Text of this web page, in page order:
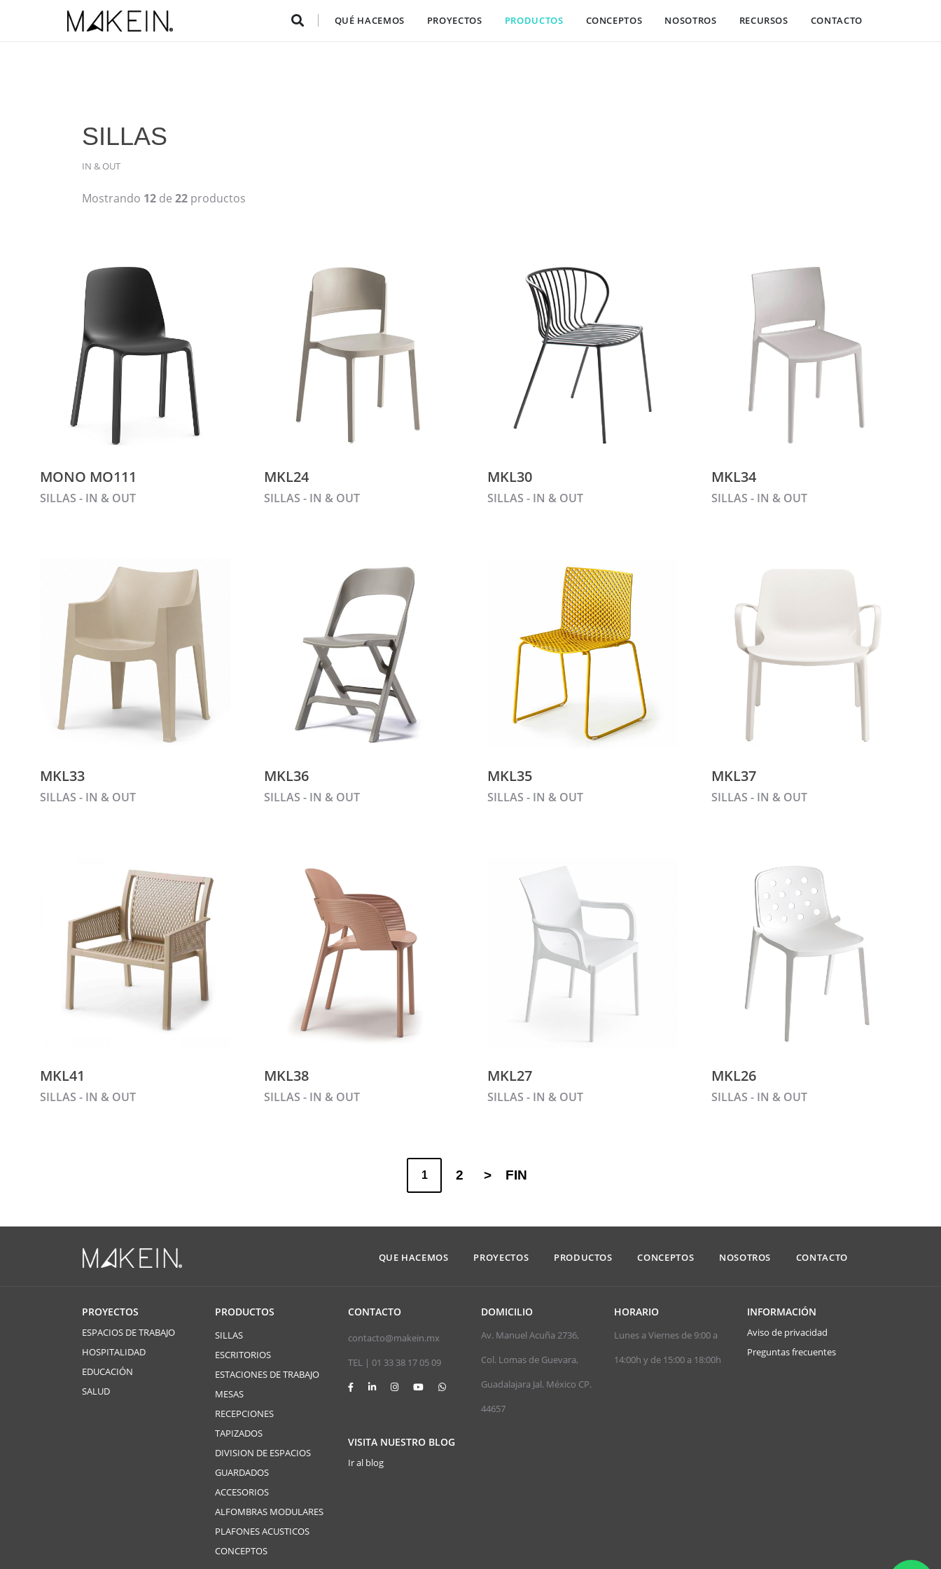
QUÉ HACEMOS PROYECTOS PRODUCTOS CONCEPTOS NOSOTROS RECURSOS CONTACTO
SILLAS
IN & OUT
Mostrando 12 de 22 productos
MONO MO111
SILLAS - IN & OUT
MKL24
SILLAS - IN & OUT
MKL30
SILLAS - IN & OUT
MKL34
SILLAS - IN & OUT
MKL33
SILLAS - IN & OUT
MKL36
SILLAS - IN & OUT
MKL35
SILLAS - IN & OUT
MKL37
SILLAS - IN & OUT
MKL41
SILLAS - IN & OUT
MKL38
SILLAS - IN & OUT
MKL27
SILLAS - IN & OUT
MKL26
SILLAS - IN & OUT
1 2 > FIN
QUE HACEMOS PROYECTOS PRODUCTOS CONCEPTOS NOSOTROS CONTACTO
PROYECTOS
ESPACIOS DE TRABAJO
HOSPITALIDAD
EDUCACIÓN
SALUD
PRODUCTOS
SILLAS
ESCRITORIOS
ESTACIONES DE TRABAJO
MESAS
RECEPCIONES
TAPIZADOS
DIVISION DE ESPACIOS
GUARDADOS
ACCESORIOS
ALFOMBRAS MODULARES
PLAFONES ACUSTICOS
CONCEPTOS
CONTACTO
contacto@makein.mx
TEL | 01 33 38 17 05 09
VISITA NUESTRO BLOG
Ir al blog
DOMICILIO
Av. Manuel Acuña 2736,
Col. Lomas de Guevara,
Guadalajara Jal. México CP.
44657
HORARIO
Lunes a Viernes de 9:00 a
14:00h y de 15:00 a 18:00h
INFORMACIÓN
Aviso de privacidad
Preguntas frecuentes